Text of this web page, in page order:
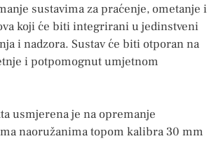
sustavima za praćenje, ometanje i
koji će biti integrirani u jedinstveni
i nadzora. Sustav će biti otporan na
i potpomognut umjetnom
usmjerena je na opremanje
naoružanima topom kalibra 30 mm